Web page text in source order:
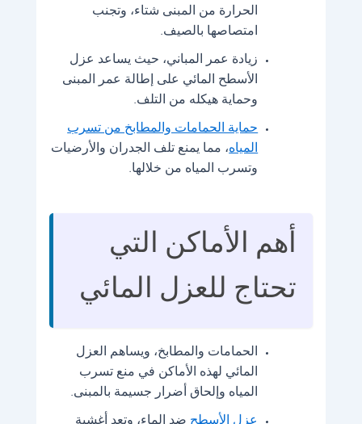
الحرارة من المبنى شتاء، وتجنب
امتصاصها بالصيف.
زيادة عمر المباني، حيث يساعد عزل
الأسطح المائي على إطالة عمر المبنى
وحماية هيكله من التلف.
حماية الحمامات والمطابخ من تسرب
المياه، مما يمنع تلف الجدران والأرضيات
وتسرب المياه من خلالها.
أهم الأماكن التي
تحتاج للعزل المائي
الحمامات والمطابخ، ويساهم العزل
المائي لهذه الأماكن في منع تسرب
المياه وإلحاق أضرار جسيمة بالمبنى.